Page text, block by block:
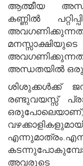
ആത്മീയ
കണ്ണില്‍
അന്ധതയില്‍ ഒരു
ശിശുക്കള്‍ക്ക്
രണ്ടുവയസ്സ്
അവരുടെ